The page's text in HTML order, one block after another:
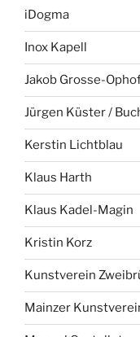
iDogma
Inox Kapell
Jakob Grosse-
Jürgen Küster /
Kerstin Lichtblau
Klaus Harth
Klaus Kadel-Magin
Kristin Korz
Kunstverein
Mainzer